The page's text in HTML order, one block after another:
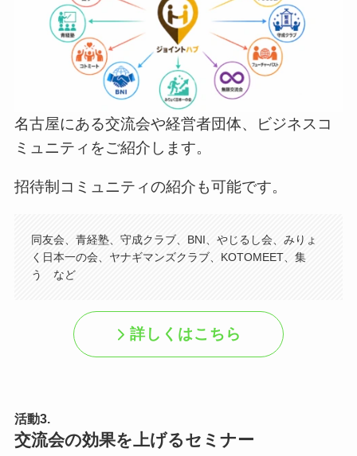
名古屋にある交流会や経営者団体、ビジネスコ
ミュニティをご紹介します。
招待制コミュニティの紹介も可能です。
同友会、青経塾、守成クラブ、BNI、やじるし会、みりょ
く日本一の会、ヤナギマンズクラブ、KOTOMEET、集
う など
詳しくはこちら
活動3.
交流会の効果を上げるセミナー